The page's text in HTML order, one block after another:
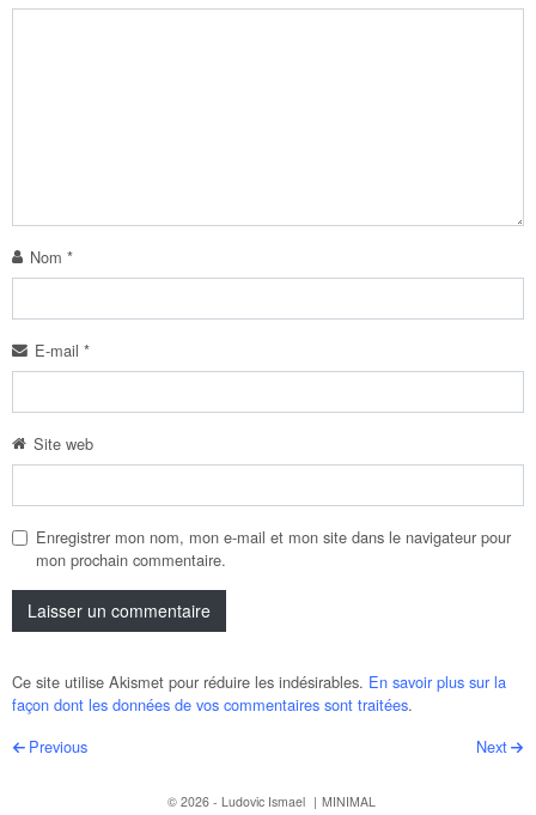
Nom *
E-mail *
Site web
Enregistrer mon nom, mon e-mail et mon site dans le navigateur pour
mon prochain commentaire.
Ce site utilise Akismet pour réduire les indésirables. En savoir plus sur la
façon dont les données de vos commentaires sont traitées.
Post navigation
Previous Next
© 2026 - Ludovic Ismael MINIMAL